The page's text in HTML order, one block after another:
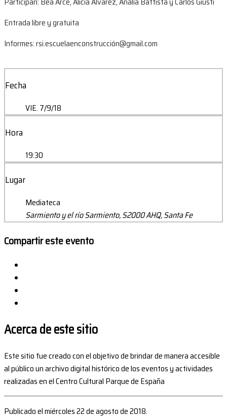
Entrada libre y gratuita
Informes: rsi.escuelaenconstrucción@gmail.com
Fecha
VIE. 7/9/18
Hora
19:30
Lugar
Mediateca
Sarmiento y el río Sarmiento, S2000 AHQ, Santa Fe
Compartir este evento
Acerca de este sitio
Este sitio fue creado con el objetivo de brindar de manera accesible
al público un archivo digital histórico de los eventos y actividades
realizadas en el Centro Cultural Parque de España
Publicado el miércoles 22 de agosto de 2018.